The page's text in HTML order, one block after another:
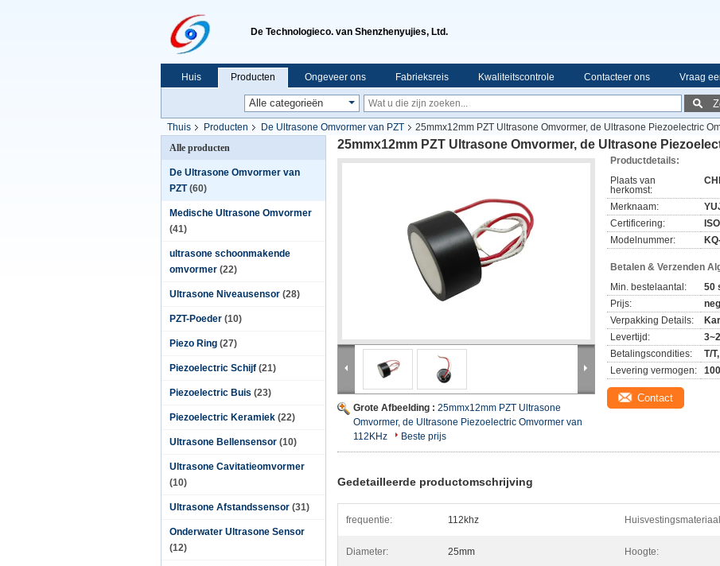
De Technologieco. van Shenzhenyujies, Ltd.
Huis Producten Ongeveer ons Fabrieksreis Kwaliteitscontrole Contacteer ons Vraag
Thuis Producten De Ultrasone Omvormer van PZT
25mmx12mm PZT Ultrasone Omvormer, de Ultrasone Piezoelectric
Alle producten
De Ultrasone Omvormer van
PZT (60)
Medische Ultrasone Omvormer
(41)
ultrasone schoonmakende
omvormer (22)
Ultrasone Niveausensor (28)
PZT-Poeder (10)
Piezo Ring (27)
Piezoelectric Schijf (21)
Piezoelectric Buis (23)
Piezoelectric Keramiek (22)
Ultrasone Bellensensor (10)
Ultrasone Cavitatieomvormer
(10)
Ultrasone Afstandssensor (31)
Onderwater Ultrasone Sensor
(12)
25mmx12mm PZT Ultrasone Omvormer, de Ultrasone
Grote Afbeelding : 25mmx12mm PZT Ultrasone
Omvormer, de Ultrasone Piezoelectric Omvormer van
112KHz
Beste prijs
Productdetails:
Plaats van
herkomst:
Merknaam:
Certificering:
Modelnummer:
Betalen & Verzenden
Min. bestelaantal:
50
Prijs:
Verpakking Details:
Levertijd:
Betalingscondities:
T/
Levering vermogen:
Contact
Gedetailleerde productomschrijving
frequentie: 112khz
Diameter: 25mm Hoogte: